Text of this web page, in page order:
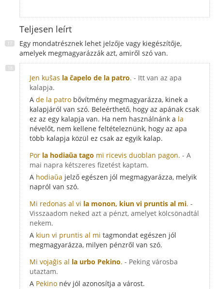
Teljesen leírt
Egy mondatrésznek lehet jelzője vagy kiegészítője,
amelyek megmagyarázzák azt, amiről szó van.
Jen kuŝas la ĉapelo de la patro. - Itt van az apa
kalapja.
A de la patro bővítmény megmagyarázza, kinek a
kalapjáról van szó. Beleérthető, hogy az apának csak
ez az egy kalapja van. Ha nem használnánk a la
névelőt, nem kellene feltételeznünk, hogy az apa
több kalapja közül ez csak az egyik kalap.
Por la hodiaŭa tago mi ricevis duoblan pagon. - A
mai napra kétszeres fizetést kaptam.
A hodiaŭa jelző egészen jól megmagyarázza, melyik
napról van szó.
Mi redonas al vi la monon, kiun vi pruntis al mi. -
Visszaadom neked azt a pénzt, amelyet kölcsönadtál
nekem.
A kiun vi pruntis al mi tagmondat egészen jól
megmagyarázza, milyen pénzről van szó.
Mi vojaĝis al la urbo Pekino. - Peking városba
utaztam.
A Pekino név jól azonosítja a várost.